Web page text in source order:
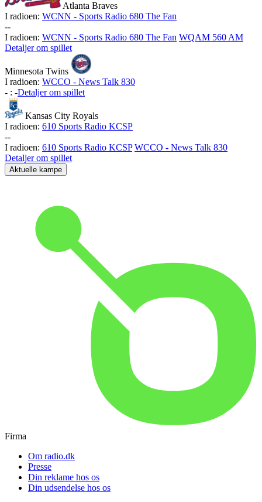
Atlanta Braves
I radioen: WCNN - Sports Radio 680 The Fan
--
I radioen: WCNN - Sports Radio 680 The Fan WQAM 560 AM
Detaljer om spillet
Minnesota Twins
I radioen: WCCO - News Talk 830
- : -Detaljer om spillet
Kansas City Royals
I radioen: 610 Sports Radio KCSP
--
I radioen: 610 Sports Radio KCSP WCCO - News Talk 830
Detaljer om spillet
Aktuelle kampe
Firma
Om radio.dk
Presse
Din reklame hos os
Din udsendelse hos os